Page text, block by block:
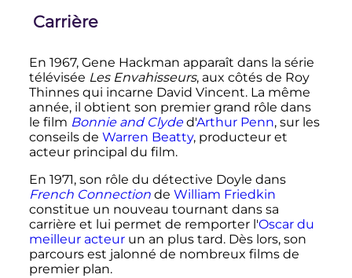
Carrière
En 1967, Gene Hackman apparaît dans la série
télévisée Les Envahisseurs, aux côtés de Roy
Thinnes qui incarne David Vincent. La même
année, il obtient son premier grand rôle dans
le film Bonnie and Clyded'Arthur Penn, sur les
conseils de Warren Beatty, producteur et
acteur principal du film.
En 1971, son rôle du détective Doyle dans
French Connectionde William Friedkin
constitue un nouveau tournant dans sa
carrière et lui permet de remporter l'Oscar du
meilleur acteurun an plus tard. Dès lors, son
parcours est jalonné de nombreux films de
premier plan.